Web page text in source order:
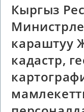
Кыргыз
караштуу
кадастр,